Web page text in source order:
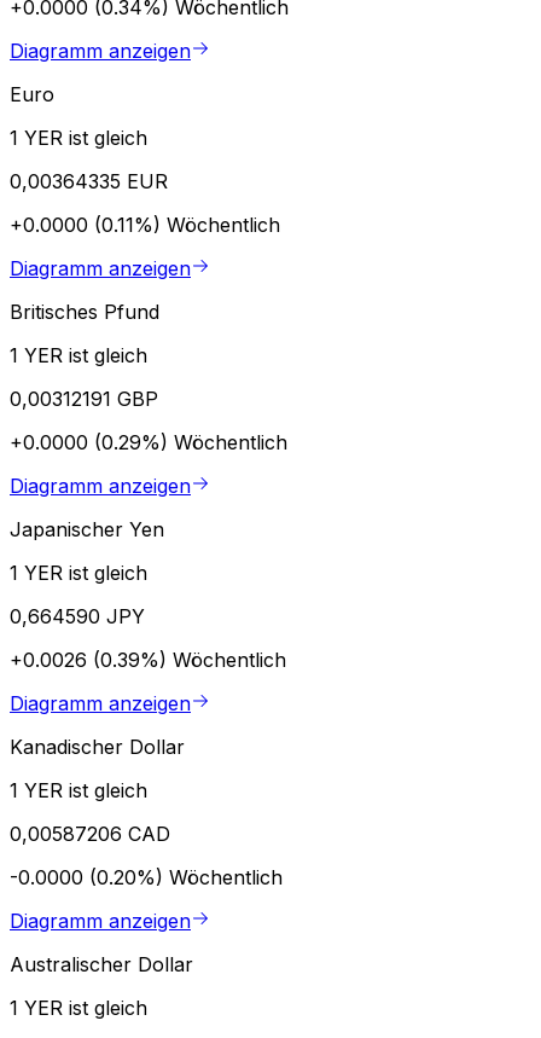
+0.0000 (0.34%) Wöchentlich
Diagramm anzeigen
Euro
1 YER ist gleich
0,00364335 EUR
+0.0000 (0.11%) Wöchentlich
Diagramm anzeigen
Britisches Pfund
1 YER ist gleich
0,00312191 GBP
+0.0000 (0.29%) Wöchentlich
Diagramm anzeigen
Japanischer Yen
1 YER ist gleich
0,664590 JPY
+0.0026 (0.39%) Wöchentlich
Diagramm anzeigen
Kanadischer Dollar
1 YER ist gleich
0,00587206 CAD
-0.0000 (0.20%) Wöchentlich
Diagramm anzeigen
Australischer Dollar
1 YER ist gleich